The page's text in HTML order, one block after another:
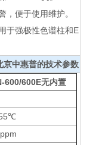
，便于使用维护。
于强极性色谱柱和E
京中惠普的技术参数
600/600E无内置